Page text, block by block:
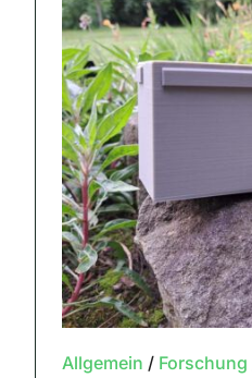
Allgemein / Forschung